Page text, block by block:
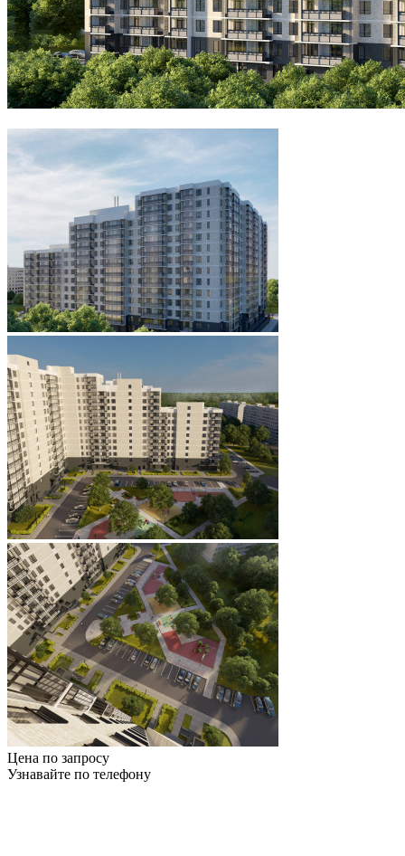
Цена по запросу
Узнавайте по телефону